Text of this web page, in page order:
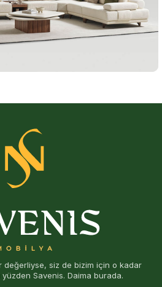
değerliyse, siz de bizim için o kadar
Savenis. Daima burada.